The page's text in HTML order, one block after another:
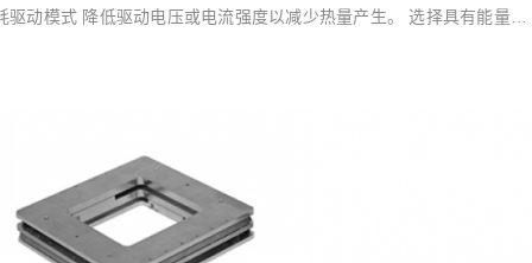
动模式 降低驱动电压或电流强度以减少热量产生。 选择具有能量回